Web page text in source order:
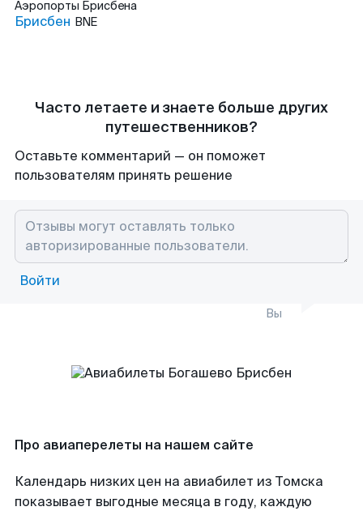
Аэропорты Брисбена
Брисбен BNE
Часто летаете и знаете больше других
путешественников?
Оставьте комментарий — он поможет
пользователям принять решение
Войти
Вы
Про авиаперелеты на нашем сайте
Календарь низких цен на авиабилет из Томска
показывает выгодные месяца в году, каждую